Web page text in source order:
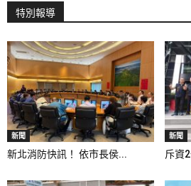
特別報導
新聞
新北消防快訊！ 依市長侯...
新聞
斥資